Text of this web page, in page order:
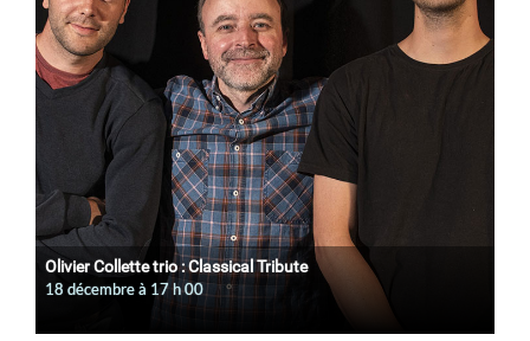
Olivier Collette trio : Classical Tribute
18 décembre à 17 h 00